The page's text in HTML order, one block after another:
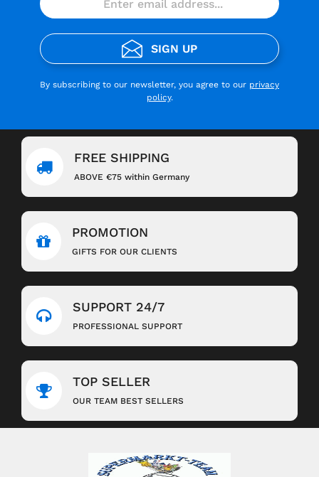
SIGN UP
By subscribing to our newsletter, you agree to our privacy
policy.
FREE SHIPPING
ABOVE €75 within Germany
PROMOTION
GIFTS FOR OUR CLIENTS
SUPPORT 24/7
PROFESSIONAL SUPPORT
TOP SELLER
OUR TEAM BEST SELLERS